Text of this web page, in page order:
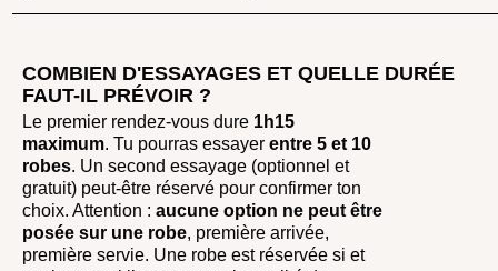
COMBIEN D'ESSAYAGES ET QUELLE DURÉE
FAUT-IL PRÉVOIR ?
Le premier rendez-vous dure 1h15
maximum. Tu pourras essayer entre 5 et 10
robes. Un second essayage (optionnel et
gratuit) peut-être réservé pour confirmer ton
choix. Attention : aucune option ne peut être
posée sur une robe, première arrivée,
première servie. Une robe est réservée si et